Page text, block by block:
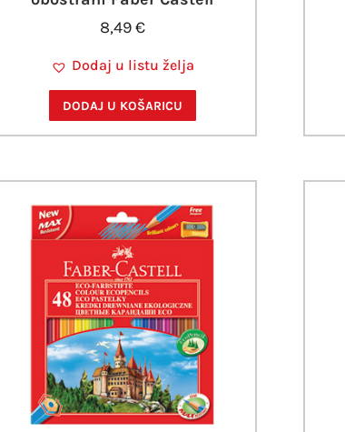
8,49€
Dodaj u listu želja
DODAJ U KOŠARICU